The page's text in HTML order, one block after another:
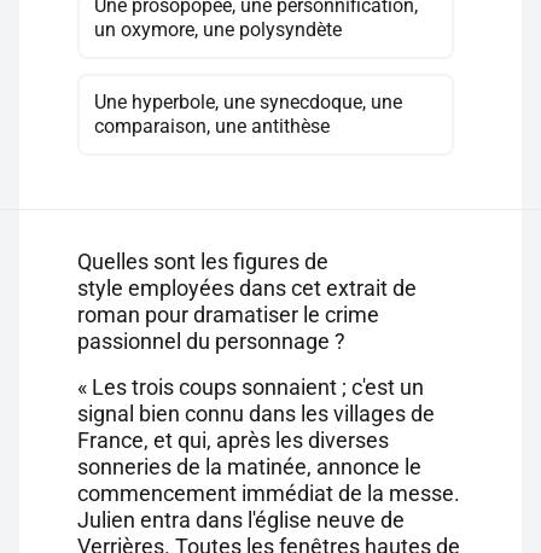
Une prosopopée, une personnification,
un oxymore, une polysyndète
Une hyperbole, une synecdoque, une
comparaison, une antithèse
Quelles sont les figures de
style employées dans cet extrait de
roman pour dramatiser le crime
passionnel du personnage ?
« Les trois coups sonnaient ; c'est un
signal bien connu dans les villages de
France, et qui, après les diverses
sonneries de la matinée, annonce le
commencement immédiat de la messe.
Julien entra dans l'église neuve de
Verrières. Toutes les fenêtres hautes de